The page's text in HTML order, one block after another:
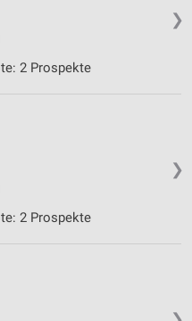
❯
2 Prospekte
❯
2 Prospekte